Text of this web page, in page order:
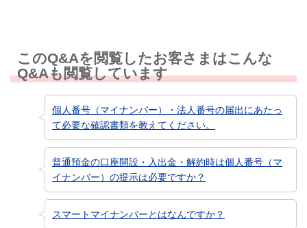
このQ&Aを閲覧したお客さまはこんな
Q&Aも閲覧しています
個人番号（マイナンバー）・法人番号の届出にあたっ
て必要な確認書類を教えてください。
普通預金の口座開設・入出金・解約時は個人番号（マ
イナンバー）の提示は必要ですか？
スマートマイナンバーとはなんですか？